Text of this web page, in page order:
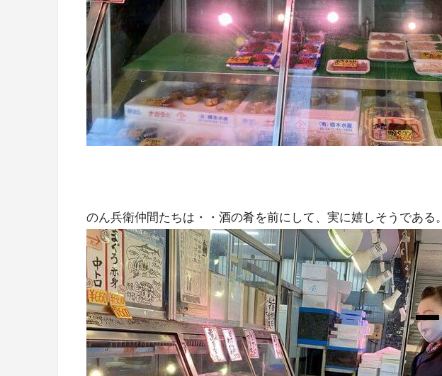
のん兵衛仲間たちは・・酒の肴を前にして、実に嬉しそうである。